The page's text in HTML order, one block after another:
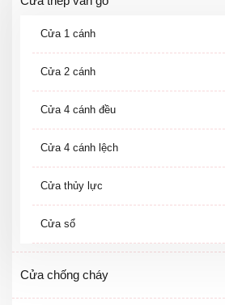
Cửa 1 cánh
Cửa 2 cánh
Cửa 4 cánh đều
Cửa 4 cánh lệch
Cửa thủy lực
Cửa sổ
Cửa chống cháy